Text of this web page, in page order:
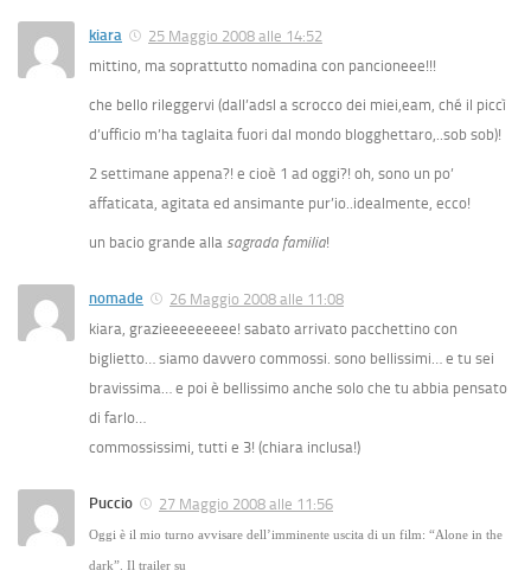
kiara
25 Maggio 2008 alle 14:52
mittino, ma soprattutto nomadina con pancioneee!!!
che bello rileggervi (dall’adsl a scrocco dei miei,eam, ché il piccì
d’ufficio m’ha taglaita fuori dal mondo blogghettaro,..sob sob)!
2 settimane appena?! e cioè 1 ad oggi?! oh, sono un po’
affaticata, agitata ed ansimante pur’io..idealmente, ecco!
un bacio grande alla sagrada familia!
nomade
26 Maggio 2008 alle 11:08
kiara, grazieeeeeeeee! sabato arrivato pacchettino con
biglietto… siamo davvero commossi. sono bellissimi… e tu sei
bravissima… e poi è bellissimo anche solo che tu abbia pensato
di farlo…
commossissimi, tutti e 3! (chiara inclusa!)
Puccio 27 Maggio 2008 alle 11:56
Oggi è il mio turno avvisare dell’imminente uscita di un film: “Alone in the
dark”. Il trailer su